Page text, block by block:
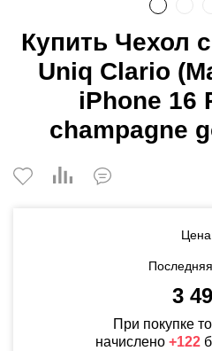
Купить Чехол
Uniq Clario
iPhone 16
champagne
3
При покупке
начислено +122